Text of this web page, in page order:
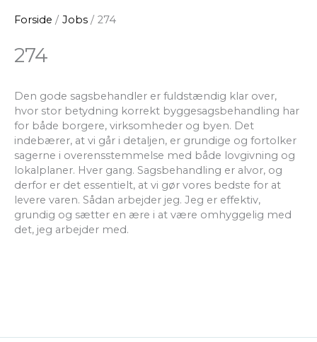
Forside Jobs 274
274
Den gode sagsbehandler er fuldstændig klar over,
hvor stor betydning korrekt byggesagsbehandling har
for både borgere, virksomheder og byen. Det
indebærer, at vi går i detaljen, er grundige og fortolker
sagerne i overensstemmelse med både lovgivning og
lokalplaner. Hver gang. Sagsbehandling er alvor, og
derfor er det essentielt, at vi gør vores bedste for at
levere varen. Sådan arbejder jeg. Jeg er effektiv,
grundig og sætter en ære i at være omhyggelig med
det, jeg arbejder med.